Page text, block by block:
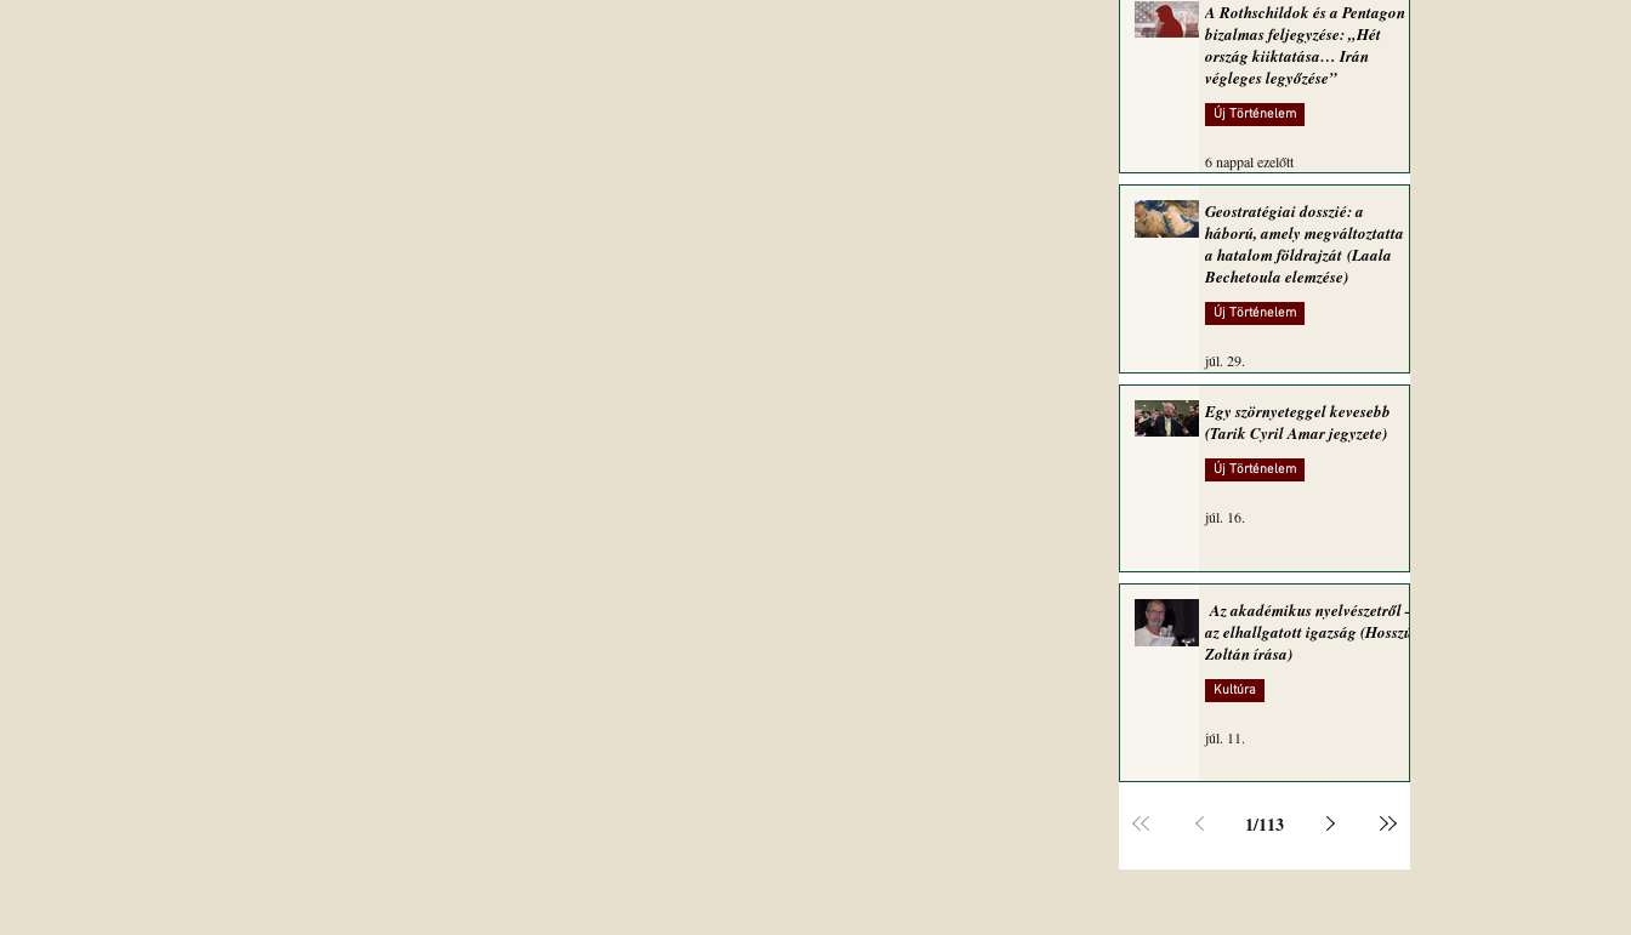
A Rothschildok és a Pentagon
bizalmas feljegyzése: „Hét
ország kiiktatása… Irán
végleges legyőzése”
Új Történelem
6 nappal ezelőtt
Geostratégiai dosszié: a
háború, amely megváltoztatta
a hatalom földrajzát (Laala
Bechetoula elemzése)
Új Történelem
júl. 29.
Egy szörnyeteggel kevesebb
(Tarik Cyril Amar jegyzete)
Új Történelem
júl. 16.
Az akadémikus nyelvészetről –
az elhallgatott igazság (Hosszú
Zoltán írása)
Kultúra
júl. 11.
1/113